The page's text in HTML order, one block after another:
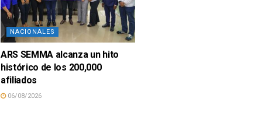
NACIONALES
ARS SEMMA alcanza un hito
histórico de los 200,000
afiliados
06/08/2026